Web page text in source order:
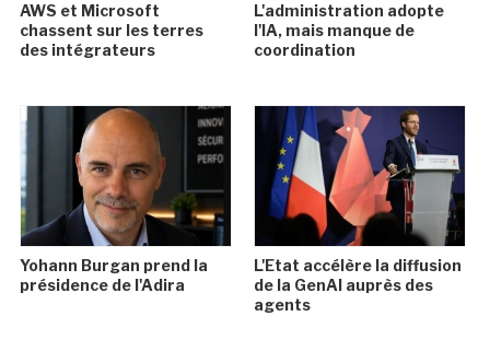
AWS et Microsoft
chassent sur les terres
des intégrateurs
L'administration adopte
l'IA, mais manque de
coordination
Yohann Burgan prend la
présidence de l'Adira
L'Etat accélère la diffusion
de la GenAI auprès des
agents